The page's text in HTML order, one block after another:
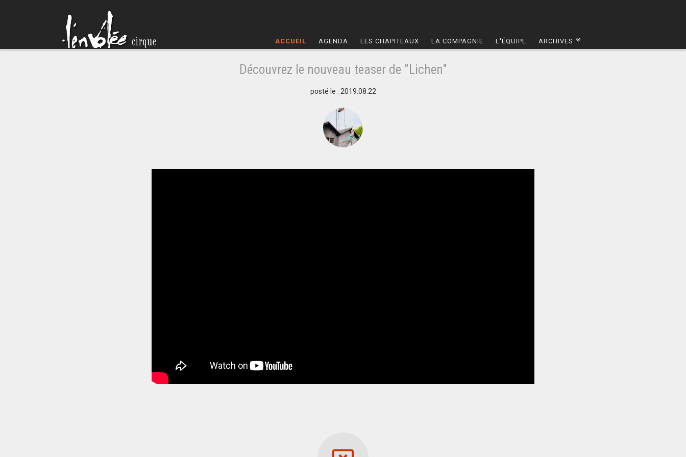
ACCUEIL AGENDA LES CHAPITEAUX LA COMPAGNIE L'ÉQUIPE ARCHIVES
Découvrez le nouveau teaser de "Lichen"
posté le : 2019.08.22